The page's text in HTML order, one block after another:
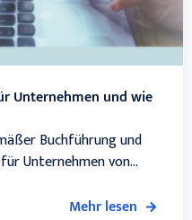
Unternehmen und wie
Buchführung und
Unternehmen von...
Mehr lesen